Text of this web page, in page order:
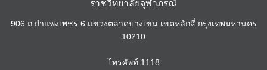
ราชวิทยาลัยจุฬาภรณ์
906 ถ.กำแพงเพชร 6 แขวงตลาดบางเขน เขตหลักสี่ กรุงเทพมหานคร
10210
โทรศัพท์ 1118